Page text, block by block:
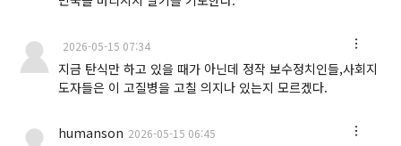
2026-05-15 07:34
지금 탄식만 하고 있을 때가 아닌데 정작 보수정치인들,사회지
도자들은 이 고질병을 고칠 의지나 있는지 모르겠다.
humanson 2026-05-15 06:45